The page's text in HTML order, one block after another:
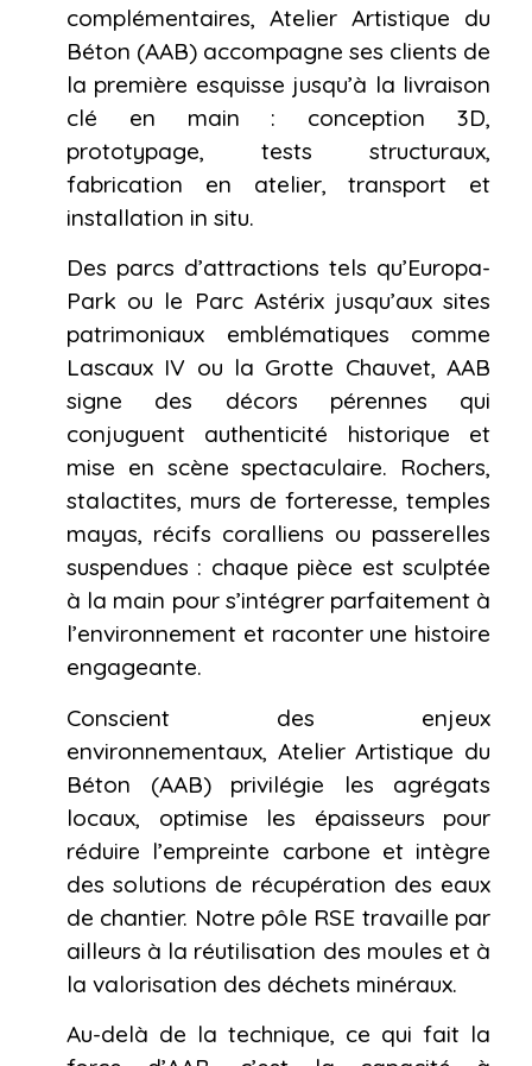
complémentaires, Atelier Artistique du
Béton (AAB) accompagne ses clients de
la première esquisse jusqu’à la livraison
clé en main : conception 3D,
prototypage, tests structuraux,
fabrication en atelier, transport et
installation in situ.
Des parcs d’attractions tels qu’Europa-
Park ou le Parc Astérix jusqu’aux sites
patrimoniaux emblématiques comme
Lascaux IV ou la Grotte Chauvet, AAB
signe des décors pérennes qui
conjuguent authenticité historique et
mise en scène spectaculaire. Rochers,
stalactites, murs de forteresse, temples
mayas, récifs coralliens ou passerelles
suspendues : chaque pièce est sculptée
à la main pour s’intégrer parfaitement à
l’environnement et raconter une histoire
engageante.
Conscient des enjeux
environnementaux, Atelier Artistique du
Béton (AAB) privilégie les agrégats
locaux, optimise les épaisseurs pour
réduire l’empreinte carbone et intègre
des solutions de récupération des eaux
de chantier. Notre pôle RSE travaille par
ailleurs à la réutilisation des moules et à
la valorisation des déchets minéraux.
Au-delà de la technique, ce qui fait la